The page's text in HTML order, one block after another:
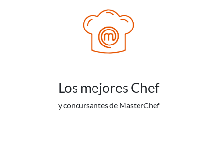
Los mejores Chef
y concursantes de MasterChef